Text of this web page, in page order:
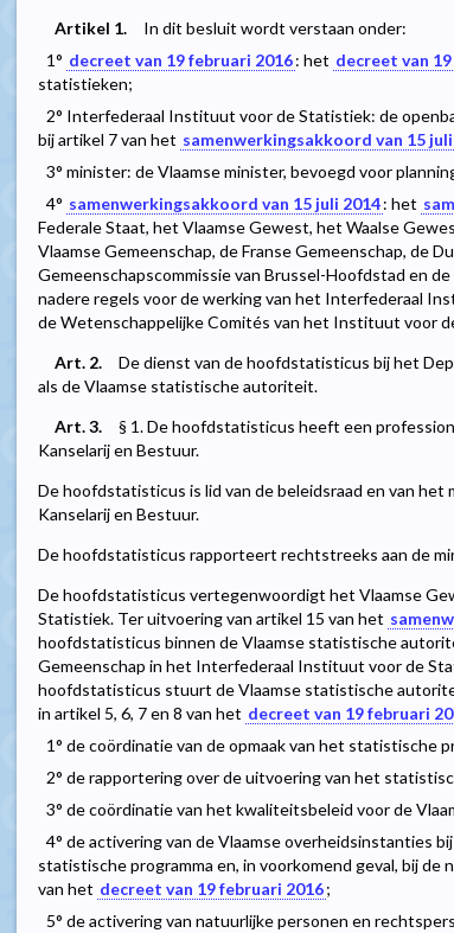
Artikel 1.
In dit besluit wordt verstaan onder:
1° decreet van 19 februari 2016: het decreet van
statistieken;
2° Interfederaal Instituut voor de Statistiek: de
bij artikel 7 van het samenwerkingsakkoord van 15
3° minister: de Vlaamse minister, bevoegd voor
4° samenwerkingsakkoord van 15 juli 2014: het
Federale Staat, het Vlaamse Gewest, het Waalse
Vlaamse Gemeenschap, de Franse Gemeenschap, de
Gemeenschapscommissie van Brussel-Hoofdstad en
nadere regels voor de werking van het Interfederaal
de Wetenschappelijke Comités van het Instituut voor
Art. 2.
De dienst van de hoofdstatisticus bij het
als de Vlaamse statistische autoriteit.
Art. 3.
§ 1. De hoofdstatisticus heeft een
Kanselarij en Bestuur.
De hoofdstatisticus is lid van de beleidsraad en van
Kanselarij en Bestuur.
De hoofdstatisticus rapporteert rechtstreeks aan de
De hoofdstatisticus vertegenwoordigt het Vlaamse
Statistiek. Ter uitvoering van artikel 15 van het
hoofdstatisticus binnen de Vlaamse statistische
Gemeenschap in het Interfederaal Instituut voor de
hoofdstatisticus stuurt de Vlaamse statistische
in artikel 5, 6, 7 en 8 van het decreet van 19 februari
1° de coördinatie van de opmaak van het statistische
2° de rapportering over de uitvoering van het
3° de coördinatie van het kwaliteitsbeleid voor de
4° de activering van de Vlaamse overheidsinstanties
statistische programma en, in voorkomend geval, bij de
van het decreet van 19 februari 2016;
5° de activering van natuurlijke personen en